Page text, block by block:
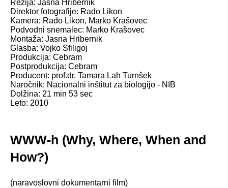
Režija: Jasna Hribernik
Direktor fotografije: Rado Likon
Kamera: Rado Likon, Marko Krašovec
Podvodni snemalec: Marko Krašovec
Montaža: Jasna Hribernik
Glasba: Vojko Sfiligoj
Produkcija: Cebram
Postprodukcija: Cebram
Producent: prof.dr. Tamara Lah Turnšek
Naročnik: Nacionalni inštitut za biologijo - NIB
Dolžina: 21 min 53 sec
Leto: 2010
WWW-h (Why, Where, When and
How?)
(naravoslovni dokumentarni film)